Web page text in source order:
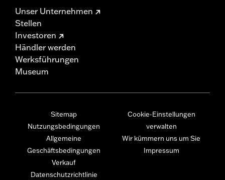
Unser Unternehmen
Stellen
Investoren
Händler werden
Werksführungen
Museum
Sitemap
Nutzungsbedingungen
Allgemeine
Geschäftsbedingungen
Verkauf
Datenschutzrichtlinie
Cookie-Einstellungen
verwalten
Wir kümmern uns um Sie
Impressum